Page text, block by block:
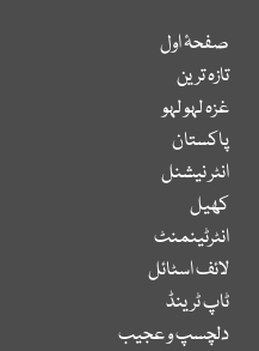
صفحۂ اول
تازہ ترین
غزہ لہو لہو
پاکستان
انٹر نیشنل
کھیل
انٹرٹینمنٹ
لائف اسٹائل
ٹاپ ٹرینڈ
دلچسپ و عجیب